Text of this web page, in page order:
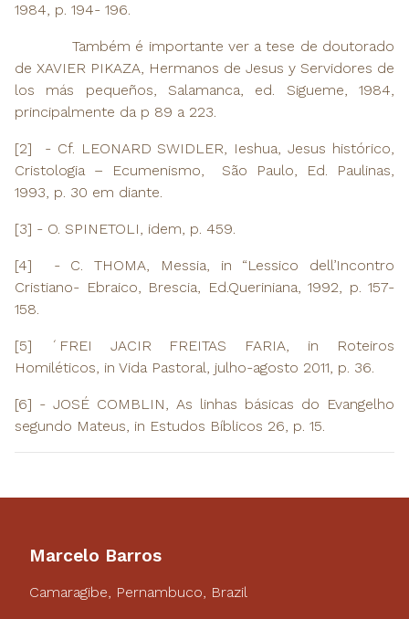
1984, p. 194- 196.
Também é importante ver a tese de doutorado
de XAVIER PIKAZA, Hermanos de Jesus y Servidores de
los más pequeños, Salamanca, ed. Sigueme, 1984,
principalmente da p 89 a 223.
[2] - Cf. LEONARD SWIDLER, Ieshua, Jesus histórico,
Cristologia – Ecumenismo, São Paulo, Ed. Paulinas,
1993, p. 30 em diante.
[3] - O. SPINETOLI, idem, p. 459.
[4] - C. THOMA, Messia, in “Lessico dell’Incontro
Cristiano- Ebraico, Brescia, Ed.Queriniana, 1992, p. 157-
158.
[5] ´FREI JACIR FREITAS FARIA, in Roteiros
Homiléticos, in Vida Pastoral, julho-agosto 2011, p. 36.
[6] - JOSÉ COMBLIN, As linhas básicas do Evangelho
segundo Mateus, in Estudos Bíblicos 26, p. 15.
Marcelo Barros
Camaragibe, Pernambuco, Brazil